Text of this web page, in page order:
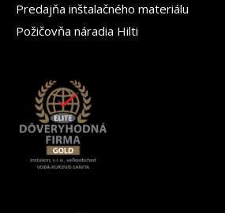
Predajňa inštalačného materiálu
Požičovňa náradia Hilti